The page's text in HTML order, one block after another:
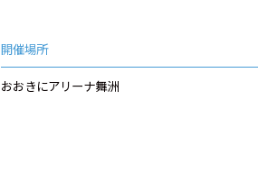
開催場所
おおきにアリーナ舞洲